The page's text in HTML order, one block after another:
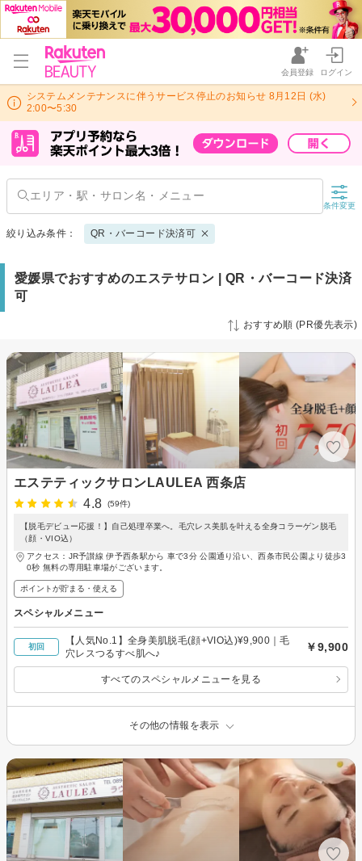
会員登録 ログイン
システムメンテナンスに伴うサービス停止のお知らせ 8月12日 (水)
2:00〜5:30
条件変更
絞り込み条件： QR・バーコード決済可
愛媛県でおすすめのエステサロン | QR・バーコード決済
可
おすすめ順 (PR優先表示)
エステティックサロンLAULEA 西条店
4.8
(59件)
【脱毛デビュー応援！】自己処理卒業へ。毛穴レス美肌を叶える全身コラーゲン脱毛
（顔・VIO込）
アクセス：JR予讃線 伊予西条駅から 車で3分 公園通り沿い、西条市民公園より徒歩3
0秒 無料の専用駐車場がございます。
ポイントが貯まる・使える
スペシャルメニュー
初回
【人気No.1】全身美肌脱毛(顔+VIO込)¥9,900｜毛
穴レスつるすべ肌へ♪
￥9,900
すべてのスペシャルメニューを見る
その他の情報を表示